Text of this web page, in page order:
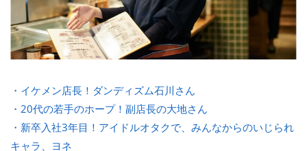
・イケメン店長！ダンディズム石川さん
・20代の若手のホープ！副店長の大地さん
・新卒入社3年目！アイドルオタクで、みんなからのいじられ
キャラ、ヨネ